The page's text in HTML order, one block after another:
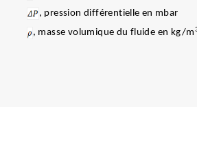
, pression différentielle en mbar
, masse volumique du fluide en kg/m